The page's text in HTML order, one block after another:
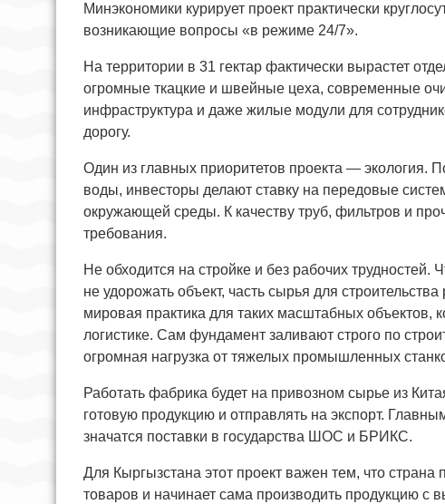
Минэкономики курирует проект практически
возникающие вопросы «в режиме 24/7».
На территории в 31 гектар фактически вырастет
огромные ткацкие и швейные цеха, современные
инфраструктура и даже жилые модули для
дорогу.
Один из главных приоритетов проекта — экология.
воды, инвесторы делают ставку на передовые
окружающей среды. К качеству труб, фильтров и
требования.
Не обходится на стройке и без рабочих
не удорожать объект, часть сырья для
мировая практика для таких масштабных объектов,
логистике. Сам фундамент заливают строго по
огромная нагрузка от тяжелых промышленных
Работать фабрика будет на привозном сырье из
готовую продукцию и отправлять на экспорт.
значатся поставки в государства ШОС и БРИКС.
Для Кыргызстана этот проект важен тем, что страна
товаров и начинает сама производить продукцию с